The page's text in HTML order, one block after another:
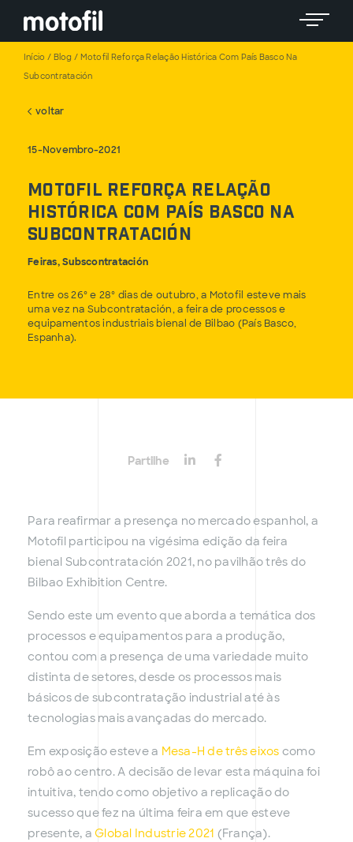
Início / Blog / Motofil Reforça Relação Histórica Com País Basco Na
Subcontratación
voltar
15-Novembro-2021
Motofil reforça relação
histórica com País Basco na
Subcontratación
Feiras, Subscontratación
Entre os 26º e 28º dias de outubro, a Motofil esteve mais
uma vez na Subcontratación, a feira de processos e
equipamentos industriais bienal de Bilbao (País Basco,
Espanha).
Partilhe
Para reafirmar a presença no mercado espanhol, a
Motofil participou na vigésima edição da feira
bienal Subcontratación 2021, no pavilhão três do
Bilbao Exhibition Centre.
Sendo este um evento que aborda a temática dos
processos e equipamentos para a produção,
contou com a presença de uma variedade muito
distinta de setores, desde os processos mais
básicos de subcontratação industrial até às
tecnologias mais avançadas do mercado.
Em exposição esteve a Mesa-H de três eixos como
robô ao centro. A decisão de levar esta máquina foi
intuitiva, tendo como objetivo a replicação do
sucesso que fez na última feira em que esteve
presente, a Global Industrie 2021 (França).